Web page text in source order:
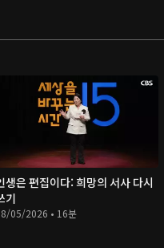
생은 편집이다: 희망의 서사 다시
기
05/2026 • 16분